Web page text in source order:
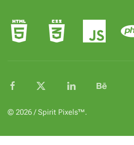
© 2026 / Spirit Pixels™.